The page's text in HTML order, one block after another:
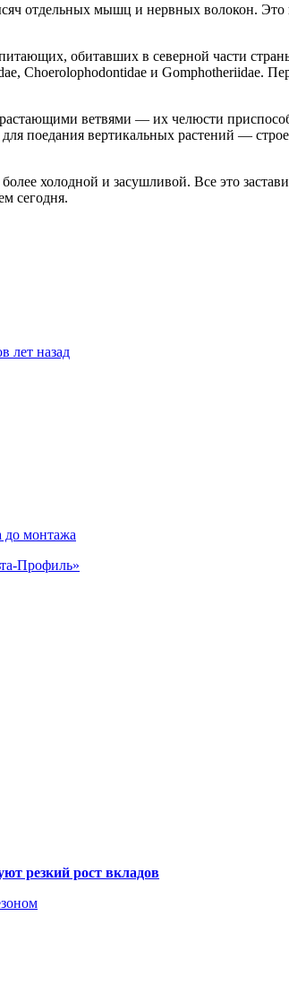
отдельных мышц и нервных волокон.
обитавших в северной части
Choerolophodontidae и Gomphotheriidae.
ветвями — их челюсти
поедания вертикальных растений —
холодной и засушливой. Все это
сегодня.
лет назад
до монтажа
Профиль»
резкий рост вкладов